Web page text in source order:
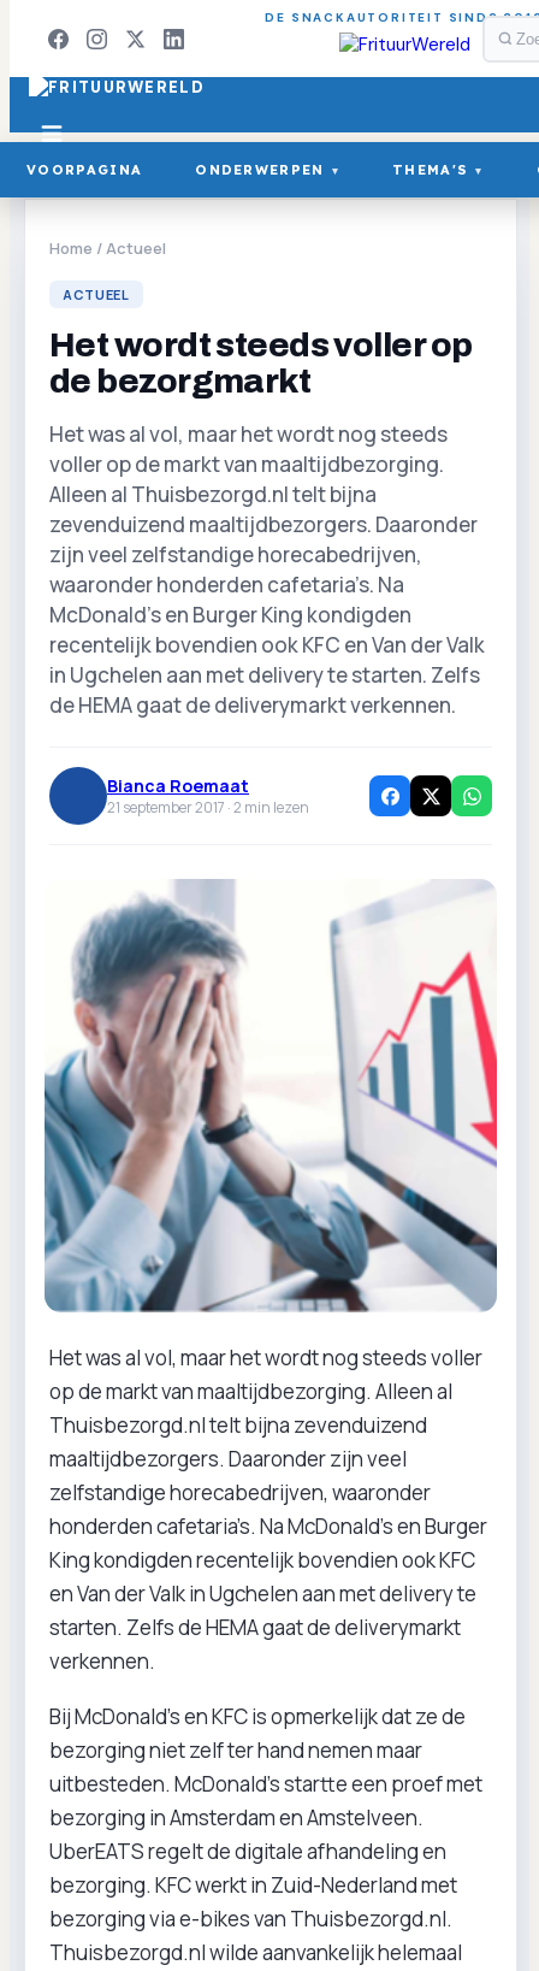
DE SNACKAUTORITEIT SINDS
VOORPAGINA ONDERWERPEN ▾ THEMA'S ▾
Home /Actueel
ACTUEEL
Het wordt steeds voller op
de bezorgmarkt
Het was al vol, maar het wordt nog steeds
voller op de markt van maaltijdbezorging.
Alleen al Thuisbezorgd.nl telt bijna
zevenduizend maaltijdbezorgers. Daaronder
zijn veel zelfstandige horecabedrijven,
waaronder honderden cafetaria’s. Na
McDonald’s en Burger King kondigden
recentelijk bovendien ook KFC en Van der Valk
in Ugchelen aan met delivery te starten. Zelfs
de HEMA gaat de deliverymarkt verkennen.
Bianca Roemaat
21 september 2017 ·2 min lezen
Het was al vol, maar het wordt nog steeds voller
op de markt van maaltijdbezorging. Alleen al
Thuisbezorgd.nl telt bijna zevenduizend
maaltijdbezorgers. Daaronder zijn veel
zelfstandige horecabedrijven, waaronder
honderden cafetaria’s. Na McDonald’s en Burger
King kondigden recentelijk bovendien ook KFC
en Van der Valk in Ugchelen aan met delivery te
starten. Zelfs de HEMA gaat de deliverymarkt
verkennen.
Bij McDonald’s en KFC is opmerkelijk dat ze de
bezorging niet zelf ter hand nemen maar
uitbesteden. McDonald’s startte een proef met
bezorging in Amsterdam en Amstelveen.
UberEATS regelt de digitale afhandeling en
bezorging. KFC werkt in Zuid-Nederland met
bezorging via e-bikes van Thuisbezorgd.nl.
Thuisbezorgd.nl wilde aanvankelijk helemaal